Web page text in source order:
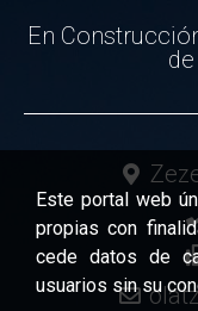
En
Este portal web
propias con
cede datos de
usuarios sin su